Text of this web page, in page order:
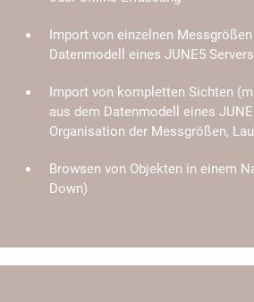
Import von einzelnen
Datenmodell eines JUNE5 Servers
Import von kompletten Sichten
aus dem Datenmodell eines
Organisation der Messgrößen,
Browsen von Objekten in einem
Down)